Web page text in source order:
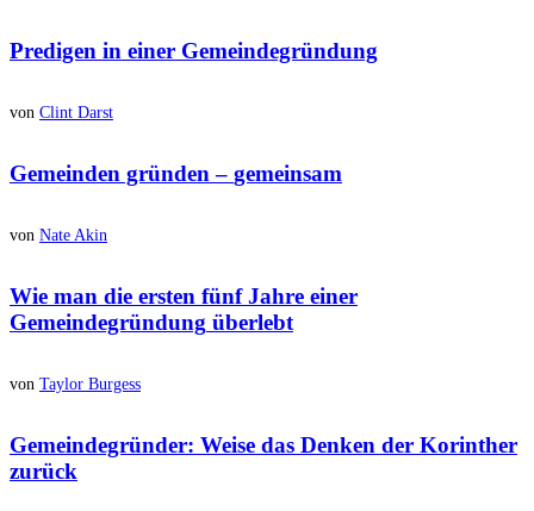
Predigen in einer Gemeindegründung
von Clint Darst
Gemeinden gründen – gemeinsam
von Nate Akin
Wie man die ersten fünf Jahre einer
Gemeindegründung überlebt
von Taylor Burgess
Gemeindegründer: Weise das Denken der Korinther
zurück